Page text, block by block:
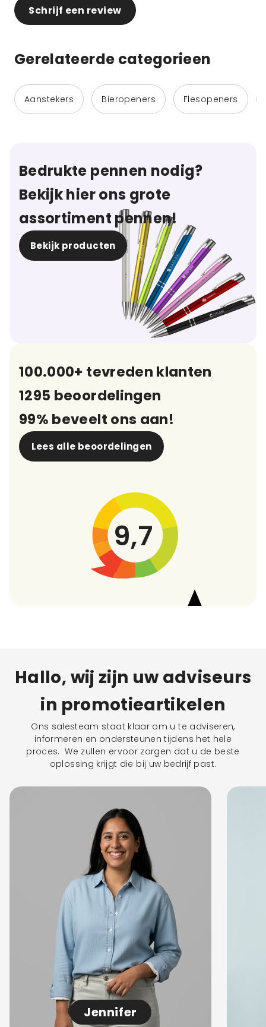
Schrijf een review
Gerelateerde categorieen
Aanstekers Bieropeners Flesopeners
Bedrukte pennen nodig?
Bekijk hier ons grote
assortiment pennen!
Bekijk producten
100.000+ tevreden klanten
1295 beoordelingen
99% beveelt ons aan!
Lees alle beoordelingen
9,7
Hallo, wij zijn uw adviseurs
in promotieartikelen
Ons salesteam staat klaar om u te adviseren,
informeren en ondersteunen tijdens het hele
proces. We zullen ervoor zorgen dat u de beste
oplossing krijgt die bij uw bedrijf past.
Jennifer